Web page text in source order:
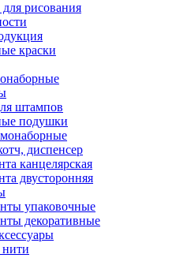
рисования
краски
штампов
подушки
диспенсер
канцелярская
двусторонняя
упаковочные
декоративные